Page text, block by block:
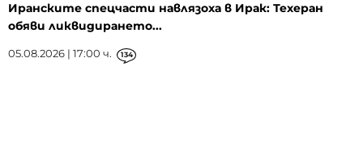
Иранските спецчасти навлязоха в Ирак: Техеран
обяви ликвидирането...
05.08.2026 | 17:00 ч. 134